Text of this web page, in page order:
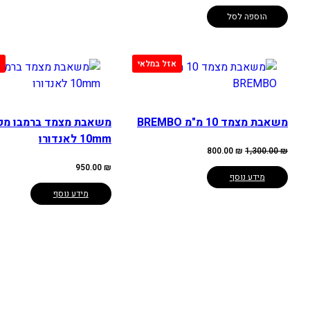
היה:
90.00 ₪.
הוא:
75.00 ₪. הוספה לסל
משאבת מצמד 10 מ"מ BREMBO
1,300.00₪ המחיר
היה:
1,300.00 ₪.
800.00₪
800.00 ₪. מידע נוסף
משאבת מצמד ברמבו
10mm לאנדורו
950.00₪
מידע נוסף